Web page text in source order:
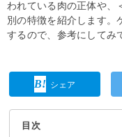
われている肉の正体や、
別の特徴を紹介します。
するので、参考にしてみ
シェア
目次